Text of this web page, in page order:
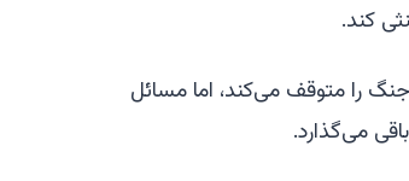
کند.
جنگ را متوقف می‌کند، اما مسائل
می‌گذارد.